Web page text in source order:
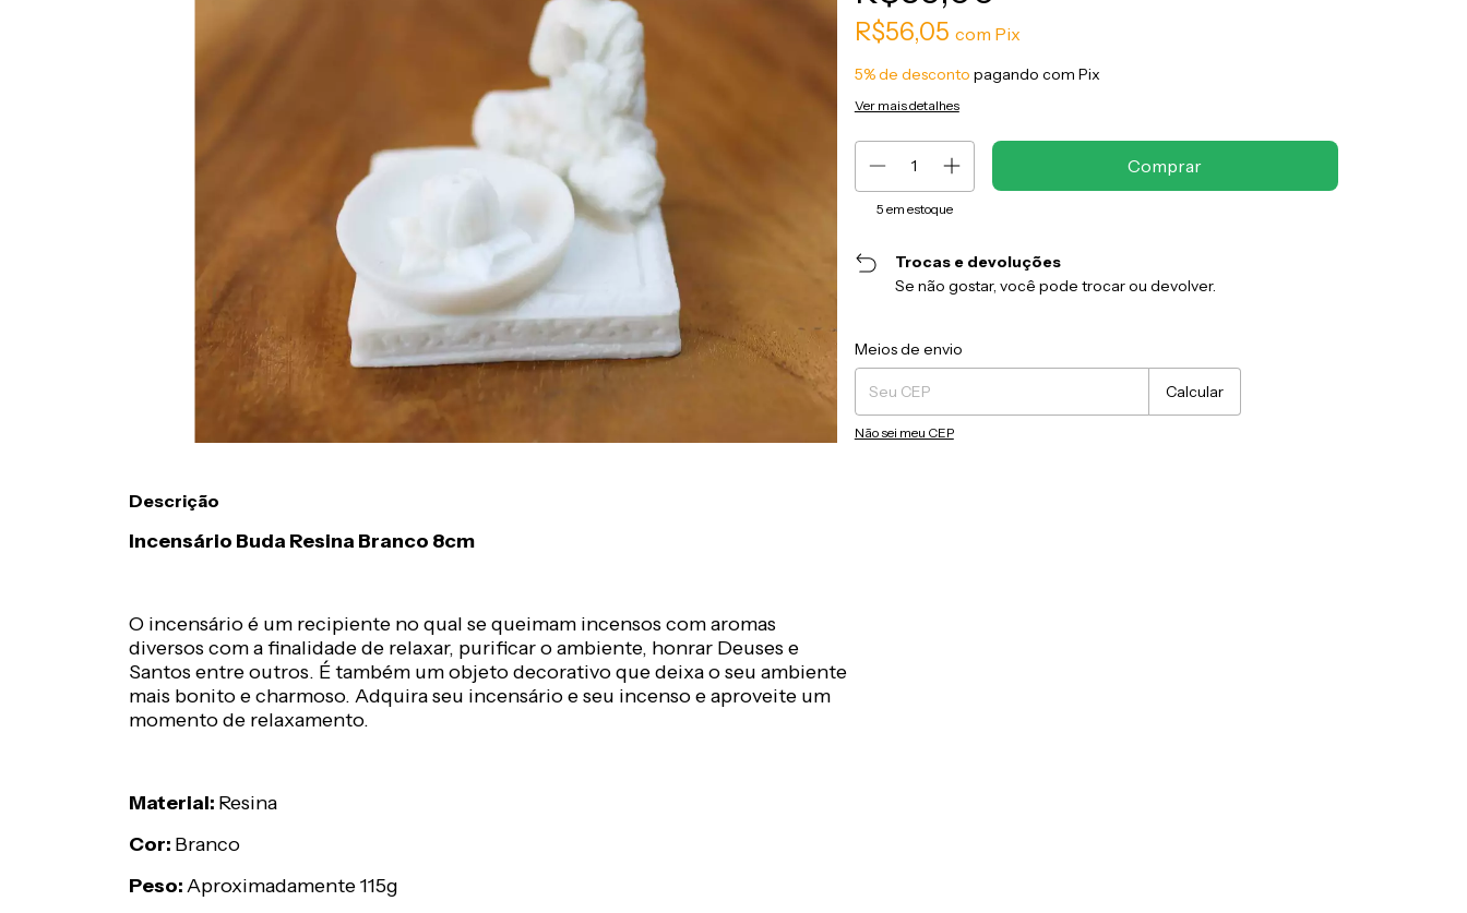
R$56,05 com Pix
5% de desconto pagando com Pix
Ver mais detalhes
5 em estoque
Trocas e devoluções
Se não gostar, você pode trocar ou devolver.
Entregas para o CEP:
Meios de envio
Calcular
Não sei meu CEP
Descrição
Incensário Buda Resina Branco 8cm
O incensário é um recipiente no qual se queimam incensos com aromas
diversos com a finalidade de relaxar, purificar o ambiente, honrar Deuses e
Santos entre outros. É também um objeto decorativo que deixa o seu ambiente
mais bonito e charmoso. Adquira seu incensário e seu incenso e aproveite um
momento de relaxamento.
Material: Resina
Cor: Branco
Peso:Aproximadamente 115g